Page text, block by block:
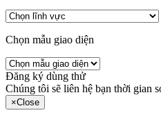
Chọn mẫu giao diện
Đăng ký dùng thử
Chúng tôi sẽ liên hệ bạn thời gian
×Close